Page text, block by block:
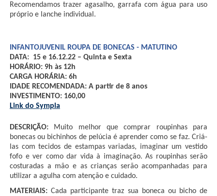
Recomendamos trazer agasalho, garrafa com água para uso
próprio e lanche individual.
INFANTOJUVENIL ROUPA DE BONECAS - MATUTINO
DATA:  15 e 16.12.22 – Quinta e Sexta
HORÁRIO: 9h às 12h
CARGA HORÁRIA: 6h
IDADE RECOMENDADA: A partir de 8 anos
INVESTIMENTO: 160,00
Link do Sympla
DESCRIÇÃO: Muito melhor que comprar roupinhas para
bonecas ou bichinhos de pelúcia é aprender como se faz. Criá-
las com tecidos de estampas variadas, imaginar um vestido
fofo e ver como dar vida à imaginação. As roupinhas serão
costuradas a mão e as crianças serão acompanhadas para
utilizar a agulha com atenção e cuidado.
MATERIAIS: Cada participante traz sua boneca ou bicho de